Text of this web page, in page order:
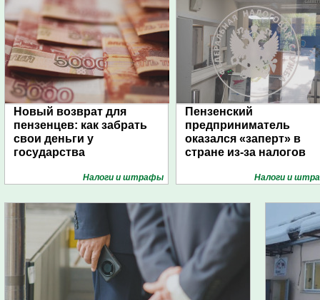
Новый возврат для
пензенцев: как забрать
свои деньги у
государства
Налоги и штрафы
Пензенский
предприниматель
оказался «заперт» в
стране из-за налогов
Налоги и